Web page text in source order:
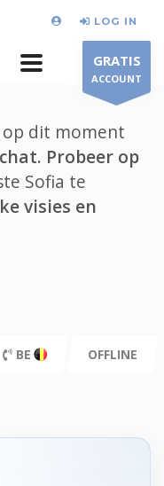
LOG IN
GRATIS
ACCOUNT
op dit moment
Probeer op
Sofia te
visies en
BE OFFLINE